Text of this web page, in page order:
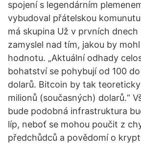
spojení s legendárním
vybudoval přátelskou
má skupina Už v prvních dnech
zamyslel nad tím, jakou by
hodnotu. „Aktuální odhady
bohatství se pohybují od 100
dolarů. Bitcoin by tak
milionů (současných) dolarů.“
bude podobná infrastruktura
líp, neboť se mohou poučit z
předchůdců a povědomí o